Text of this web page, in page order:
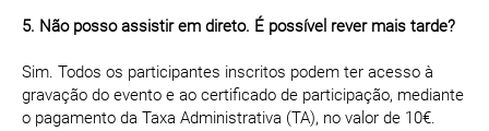
5. Não posso assistir em direto. É possível rever mais tarde?
Sim. Todos os participantes inscritos podem ter acesso à
gravação do evento e ao certificado de participação, mediante
o pagamento da Taxa Administrativa (TA), no valor de 10€.